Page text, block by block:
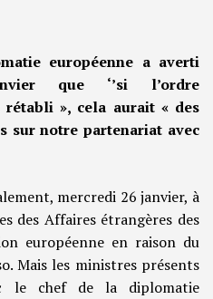
européenne a averti
que ‘’si l’ordre
rétabli », cela aurait « des
sur notre partenariat avec
mercredi 26 janvier, à
des Affaires étrangères des
européenne en raison du
Mais les ministres présents
le chef de la diplomatie